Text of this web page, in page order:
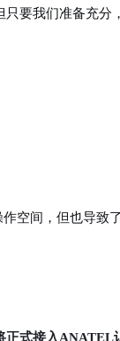
要我们准备充分
空间，但也导致
式接入ANATEL